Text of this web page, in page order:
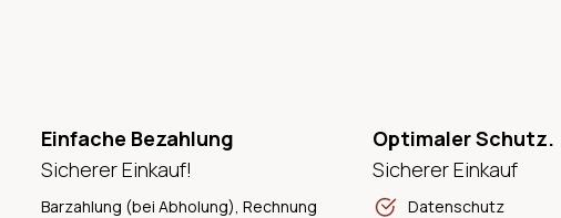
Einfache Bezahlung
Sicherer Einkauf!
Barzahlung (bei Abholung), Rechnung
Optimaler Schutz.
Sicherer Einkauf
Datenschutz